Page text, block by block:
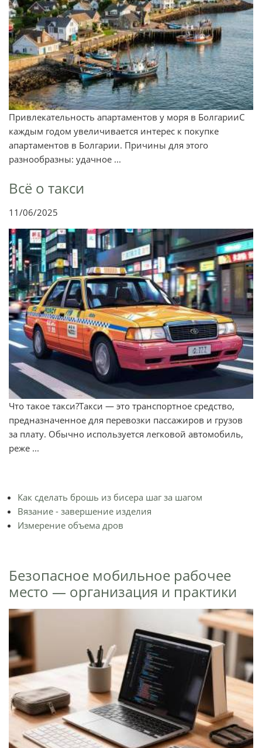
Привлекательность апартаментов у моря в БолгарииС
каждым годом увеличивается интерес к покупке
апартаментов в Болгарии. Причины для этого
разнообразны: удачное ...
Всё о такси
11/06/2025
Что такое такси?Такси — это транспортное средство,
предназначенное для перевозки пассажиров и грузов
за плату. Обычно используется легковой автомобиль,
реже ...
Как сделать брошь из бисера шаг за шагом
Вязание - завершение изделия
Измерение объема дров
Безопасное мобильное рабочее
место — организация и практики